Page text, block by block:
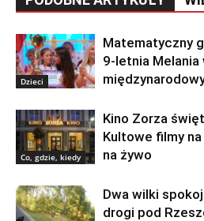
Dzieci
Matematyczny
9-letnia Melania
Co, gdzie, kiedy
Kino Zorza
Kultowe filmy
na żywo
Dwa wilki
drogi pod